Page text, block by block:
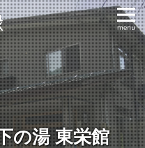
の湯 東栄館